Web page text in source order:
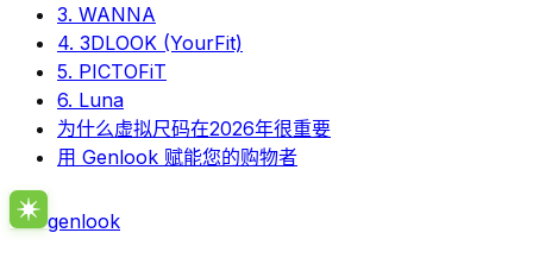
3. WANNA
4. 3DLOOK (YourFit)
5. PICTOFiT
6. Luna
为什么虚拟尺码在2026年很重要
用 Genlook 赋能您的购物者
genlook